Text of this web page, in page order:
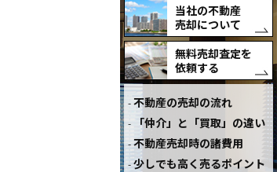
当社の不動産
売却について
無料売却査定を
依頼する
不動産の売却の流れ
「仲介」と「買取」の違い
不動産売却時の諸費用
少しでも高く売るポイント